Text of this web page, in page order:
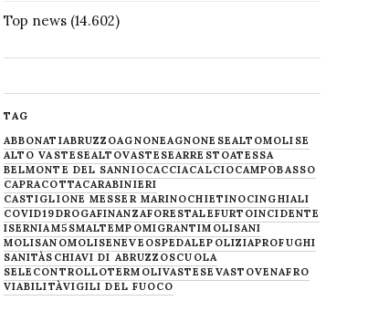
Top news(14.602)
TAG
ABBONATIABRUZZOAGNONEAGNONESEALTOMOLISE
ALTO VASTESEALTOVASTESEARRESTOATESSA
BELMONTE DEL SANNIOCACCIACALCIOCAMPOBASSO
CAPRACOTTACARABINIERI
CASTIGLIONE MESSER MARINOCHIETINOCINGHIALI
COVID19DROGAFINANZAFORESTALEFURTOINCIDENTE
ISERNIAM5SMALTEMPOMIGRANTIMOLISANI
MOLISANOMOLISENEVE OSPEDALEPOLIZIAPROFUGHI
SANITÀSCHIAVI DI ABRUZZOSCUOLA
SELECONTROLLOTERMOLIVASTESE VASTOVENAFRO
VIABILITÀVIGILI DEL FUOCO